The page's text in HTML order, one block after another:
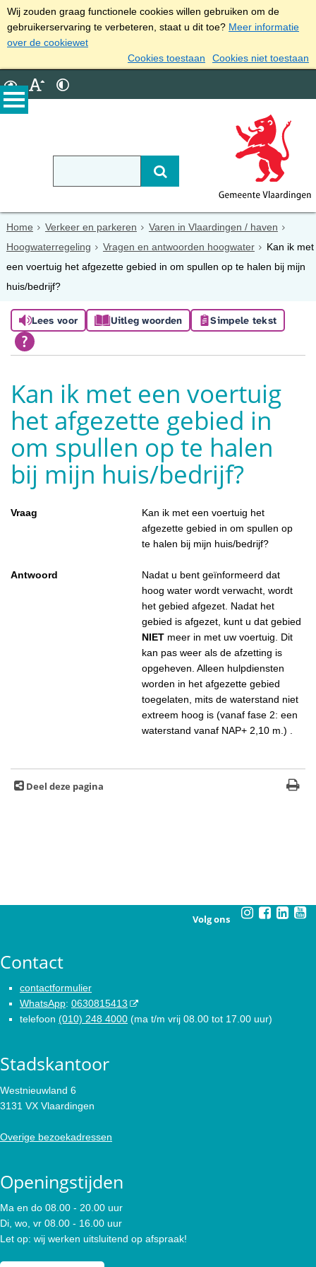
Wij zouden graag functionele cookies willen gebruiken om de
gebruikerservaring te verbeteren, staat u dit toe? Meer informatie
over de cookiewet
Cookies toestaan
Cookies niet toestaan
Home Verkeer en parkeren
Varen in Vlaardingen / haven
Hoogwaterregeling
Vragen en antwoorden hoogwater
Kan ik met
een voertuig het afgezette gebied in om spullen op te halen bij mijn
huis/bedrijf?
Lees voor Uitleg woorden Simpele tekst
Kan ik met een voertuig
het afgezette gebied in
om spullen op te halen
bij mijn huis/bedrijf?
Vraag
Kan ik met een voertuig het
afgezette gebied in om spullen op
te halen bij mijn huis/bedrijf?
Antwoord
Nadat u bent geïnformeerd dat
hoog water wordt verwacht, wordt
het gebied afgezet. Nadat het
gebied is afgezet, kunt u dat gebied
NIET meer in met uw voertuig. Dit
kan pas weer als de afzetting is
opgeheven. Alleen hulpdiensten
worden in het afgezette gebied
toegelaten, mits de waterstand niet
extreem hoog is (vanaf fase 2: een
waterstand vanaf NAP+ 2,10 m.) .
Deel deze pagina
Volg ons
Contact
contactformulier
WhatsApp: 0630815413
telefoon (010) 248 4000 (ma t/m vrij 08.00 tot 17.00 uur)
Stadskantoor
Westnieuwland 6
3131 VX Vlaardingen
Overige bezoekadressen
Openingstijden
Ma en do 08.00 - 20.00 uur
Di, wo, vr 08.00 - 16.00 uur
Let op: wij werken uitsluitend op afspraak!